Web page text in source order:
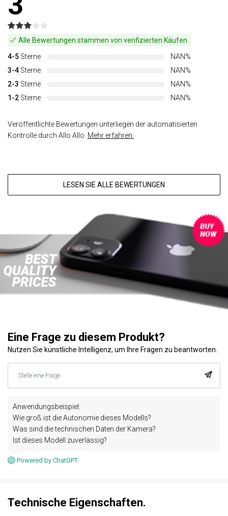
Alle Bewertungen stammen von verifizierten Käufen.
4-5 Sterne
NAN%
3-4 Sterne
NAN%
2-3 Sterne
NAN%
1-2 Sterne NAN%
Veröffentlichte Bewertungen unterliegen der automatisierten
Kontrolle durch Allo Allo. Mehr erfahren.
LESEN SIE ALLE BEWERTUNGEN
Eine Frage zu diesem Produkt?
Nutzen Sie künstliche Intelligenz, um Ihre Fragen zu beantworten.
Anwendungsbeispiel:
Wie groß ist die Autonomie dieses Modells?
Was sind die technischen Daten der Kamera?
Ist dieses Modell zuverlässig?
Powered by ChatGPT.
Technische Eigenschaften.